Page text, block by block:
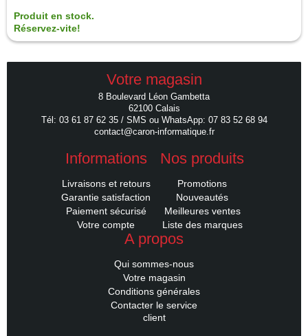
Produit en stock.
Réservez-vite!
Votre magasin
8 Boulevard Léon Gambetta
62100 Calais
Tél: 03 61 87 62 35 / SMS ou WhatsApp: 07 83 52 68 94
contact@caron-informatique.fr
Informations
Livraisons et retours
Garantie satisfaction
Paiement sécurisé
Votre compte
Nos produits
Promotions
Nouveautés
Meilleures ventes
Liste des marques
A propos
Qui sommes-nous
Votre magasin
Conditions générales
Contacter le service
client